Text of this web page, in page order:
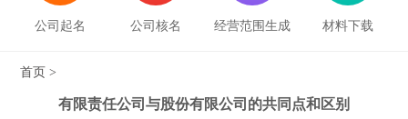
公司起名 公司核名 经营范围生成 材料下载
首页 >
有限责任公司与股份有限公司的共同点和区别